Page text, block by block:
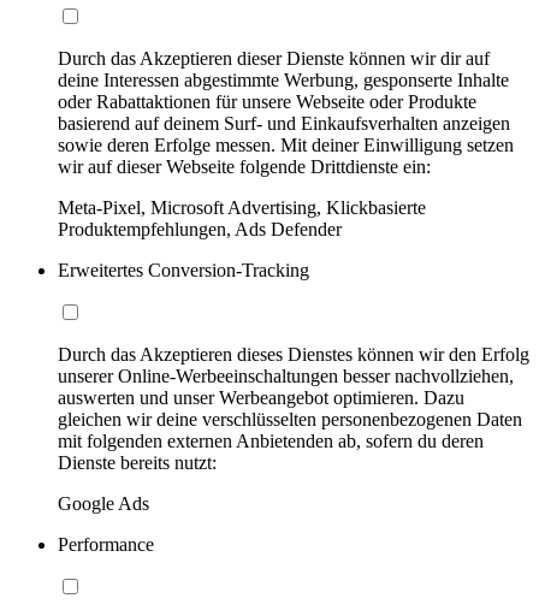
Durch das Akzeptieren dieser Dienste können wir dir auf
deine Interessen abgestimmte Werbung, gesponserte Inhalte
oder Rabattaktionen für unsere Webseite oder Produkte
basierend auf deinem Surf- und Einkaufsverhalten anzeigen
sowie deren Erfolge messen. Mit deiner Einwilligung setzen
wir auf dieser Webseite folgende Drittdienste ein:
Meta-Pixel, Microsoft Advertising, Klickbasierte
Produktempfehlungen, Ads Defender
Erweitertes Conversion-Tracking
Durch das Akzeptieren dieses Dienstes können wir den Erfolg
unserer Online-Werbeeinschaltungen besser nachvollziehen,
auswerten und unser Werbeangebot optimieren. Dazu
gleichen wir deine verschlüsselten personenbezogenen Daten
mit folgenden externen Anbietenden ab, sofern du deren
Dienste bereits nutzt:
Google Ads
Performance